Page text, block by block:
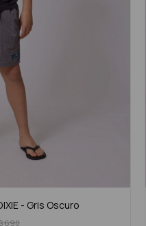
- Gris Oscuro
690